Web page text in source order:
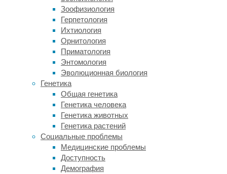
Зоофизиология
Герпетология
Ихтиология
Орнитология
Приматология
Энтомология
Эволюционная биология
Генетика
Общая генетика
Генетика человека
Генетика животных
Генетика растений
Социальные проблемы
Медицинские проблемы
Доступность
Демография
начинается
консультации,
ходе
которой
специалисты
оценивают
требования
предлагают
рекомендации,
исходя
из
предпочтений
клиента